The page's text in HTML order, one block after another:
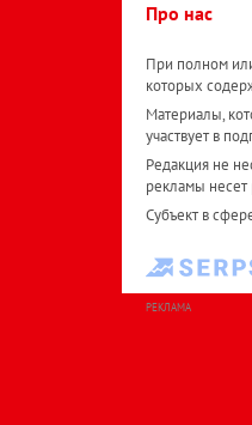
Про нас
При полном
которых
Материалы,
участвует в
Редакция не
рекламы несет
Субъект в
РЕКЛАМА